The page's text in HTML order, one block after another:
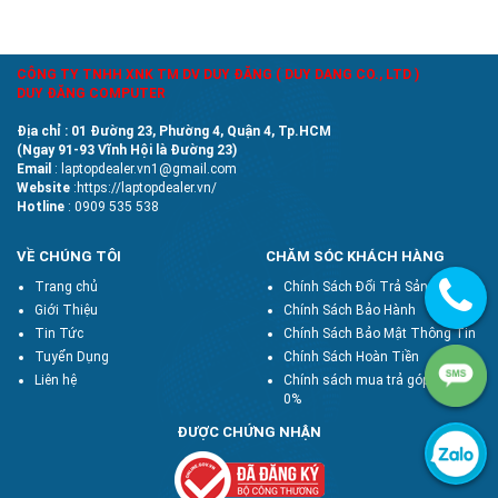
CÔNG TY TNHH XNK TM DV DUY ĐĂNG ( DUY DANG CO., LTD )
DUY ĐĂNG COMPUTER
Địa chỉ : 01 Đường 23, Phường 4, Quận 4, Tp.HCM
(Ngay 91-93 Vĩnh Hội là Đường 23)
Email : laptopdealer.vn1@gmail.com
Website :https://laptopdealer.vn/
Hotline : 0909 535 538
VỀ CHÚNG TÔI
Trang chủ
Giới Thiệu
Tin Tức
Tuyển Dụng
Liên hệ
CHĂM SÓC KHÁCH HÀNG
Chính Sách Đổi Trả Sản Phẩm
Chính Sách Bảo Hành
Chính Sách Bảo Mật Thông Tin
Chính Sách Hoàn Tiền
Chính sách mua trả góp lãi suất
0%
ĐƯỢC CHỨNG NHẬN